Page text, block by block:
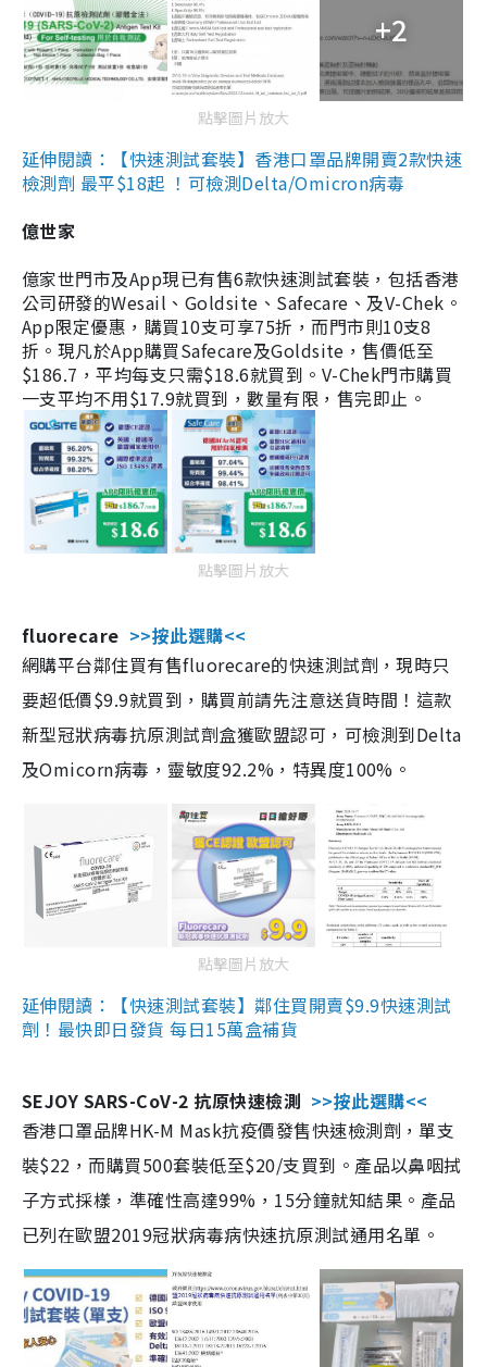
+2
點擊圖片放大
延伸閱讀：【快速測試套裝】香港口罩品牌開賣2款快速
檢測劑 最平$18起 ！可檢測Delta/Omicron病毒
億世家
億家世門市及App現已有售6款快速測試套裝，包括香港
公司研發的Wesail、Goldsite、Safecare、及V-Chek。
App限定優惠，購買10支可享75折，而門市則10支8
折。現凡於App購買Safecare及Goldsite，售價低至
$186.7，平均每支只需$18.6就買到。V-Chek門市購買
一支平均不用$17.9就買到，數量有限，售完即止。
點擊圖片放大
fluorecare >>按此選購<<
網購平台鄰住買有售fluorecare的快速測試劑，現時只
要超低價$9.9就買到，購買前請先注意送貨時間！這款
新型冠狀病毒抗原測試劑盒獲歐盟認可，可檢測到Delta
及Omicorn病毒，靈敏度92.2%，特異度100%。
點擊圖片放大
延伸閱讀：【快速測試套裝】鄰住買開賣$9.9快速測試
劑！最快即日發貨 每日15萬盒補貨
SEJOY SARS-CoV-2 抗原快速檢測 >>按此選購<<
香港口罩品牌HK-M Mask抗疫價發售快速檢測劑，單支
裝$22，而購買500套裝低至$20/支買到。產品以鼻咽拭
子方式採樣，準確性高達99%，15分鐘就知結果。產品
已列在歐盟2019冠狀病毒病快速抗原測試通用名單。